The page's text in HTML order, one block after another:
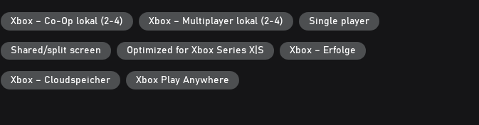
Xbox – Co-Op lokal (2-4) Xbox – Multiplayer lokal (2-4) Single player
Shared/split screen Optimized for Xbox Series X|S Xbox – Erfolge
Xbox – Cloudspeicher Xbox Play Anywhere